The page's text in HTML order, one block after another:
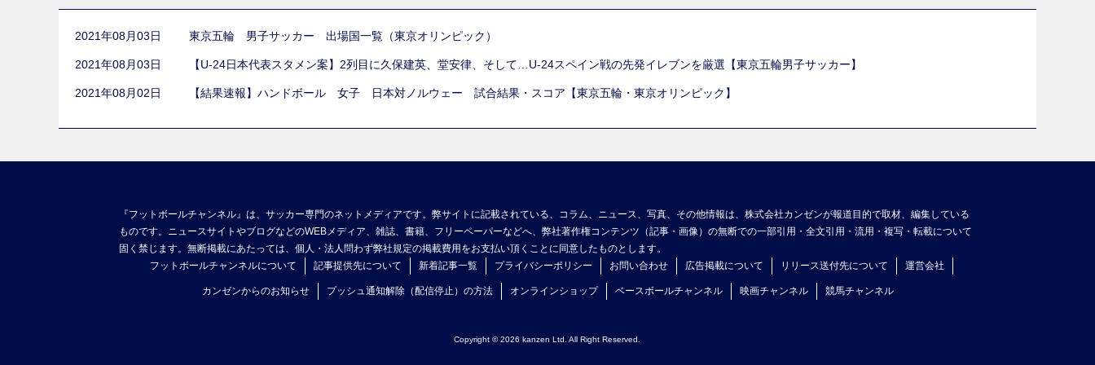
2021年08月03日 東京五輪 男子サッカー 出場国一覧（東京オリンピック）
2021年08月03日 【U-24日本代表スタメン案】2列目に久保建英、堂安律、そして…U-24スペイン戦の先発イレブンを厳選【東京五輪男子サッカー】
2021年08月02日 【結果速報】ハンドボール 女子 日本対ノルウェー 試合結果・スコア【東京五輪・東京オリンピック】
『フットボールチャンネル』は、サッカー専門のネットメディアです。弊サイトに記載されている、コラム、ニュース、写真、その他情報は、株式会社カンゼンが報道目的で取材、編集している
ものです。ニュースサイトやブログなどのWEBメディア、雑誌、書籍、フリーペーパーなどへ、弊社著作権コンテンツ（記事・画像）の無断での一部引用・全文引用・流用・複写・転載について
固く禁じます。無断掲載にあたっては、個人・法人問わず弊社規定の掲載費用をお支払い頂くことに同意したものとします。
フットボールチャンネルについて
記事提供先について 新着記事一覧 プライバシーポリシー お問い合わせ 広告掲載について リリース送付先について 運営会社
カンゼンからのお知らせ プッシュ通知解除（配信停止）の方法 オンラインショップ ベースボールチャンネル 映画チャンネル 競馬チャンネル
Copyright © 2026 kanzen Ltd. All Right Reserved.